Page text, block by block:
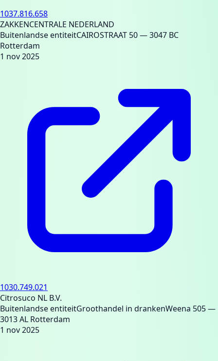
1037.816.658
ZAKKENCENTRALE NEDERLAND
Buitenlandse entiteitCAIROSTRAAT 50— 3047 BC
Rotterdam
1 nov 2025
1030.749.021
Citrosuco NL B.V.
Buitenlandse entiteitGroothandel in drankenWeena 505—
3013 AL Rotterdam
1 nov 2025